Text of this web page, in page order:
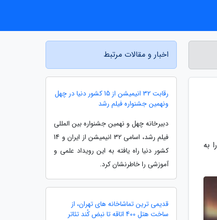
به
اخبار و مقالات مرتبط
رقابت 32 انیمیشن از 15 کشور دنیا در چهل
ونهمین جشنواره فیلم رشد
دبیرخانه چهل و نهمین جشنواره بین المللی
فیلم رشد، اسامی 32 انیمیشن از ایران و 14
کشور دنیا راه یافته به این رویداد علمی و
آموزشی را خاطرنشان کرد.
قدیمی ترین تماشاخانه های تهران، از
ساخت هتل 400 اتاقه تا نبض کُند تئاتر